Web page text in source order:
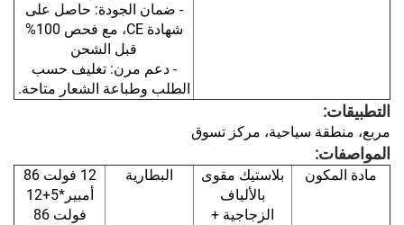
- ضمان الجودة: حاصل على
شهادة CE، مع فحص 100%
قبل الشحن
- دعم مرن: تغليف حسب
الطلب وطباعة الشعار متاحة.
التطبيقات:
مربع، منطقة سياحية، مركز تسوق
المواصفات:
مادة المكون
بلاستيك مقوى
بالألياف
الزجاجية +
البطارية
12 فولت 86
أمبير*5+12
فولت 86